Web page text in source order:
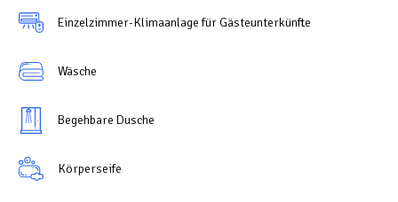
Einzelzimmer-Klimaanlage für Gästeunterkünfte
Wäsche
Begehbare Dusche
Körperseife